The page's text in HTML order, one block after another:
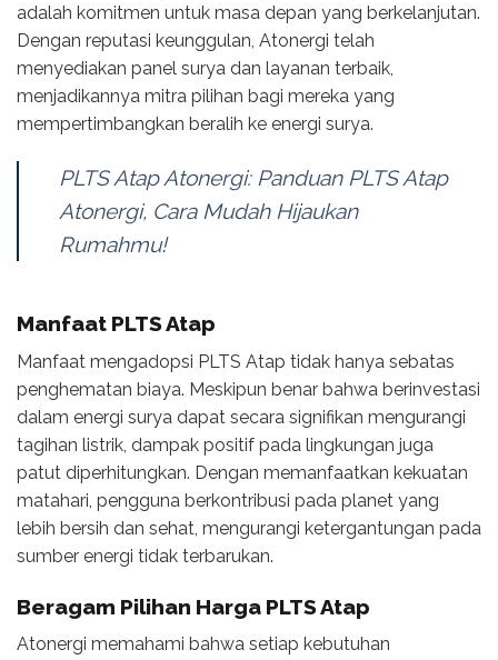
adalah komitmen untuk masa depan yang berkelanjutan.
Dengan reputasi keunggulan, Atonergi telah
menyediakan panel surya dan layanan terbaik,
menjadikannya mitra pilihan bagi mereka yang
mempertimbangkan beralih ke energi surya.
PLTS Atap Atonergi: Panduan PLTS Atap
Atonergi, Cara Mudah Hijaukan
Rumahmu!
Manfaat PLTS Atap
Manfaat mengadopsi PLTS Atap tidak hanya sebatas
penghematan biaya. Meskipun benar bahwa berinvestasi
dalam energi surya dapat secara signifikan mengurangi
tagihan listrik, dampak positif pada lingkungan juga
patut diperhitungkan. Dengan memanfaatkan kekuatan
matahari, pengguna berkontribusi pada planet yang
lebih bersih dan sehat, mengurangi ketergantungan pada
sumber energi tidak terbarukan.
Beragam Pilihan Harga PLTS Atap
Atonergi memahami bahwa setiap kebutuhan